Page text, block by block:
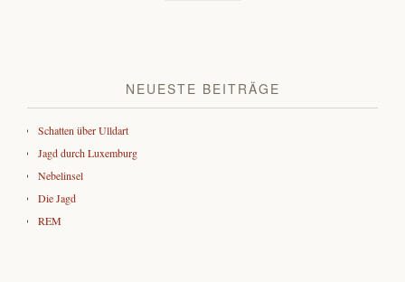
NEUESTE BEITRÄGE
Schatten über Ulldart
Jagd durch Luxemburg
Nebelinsel
Die Jagd
REM